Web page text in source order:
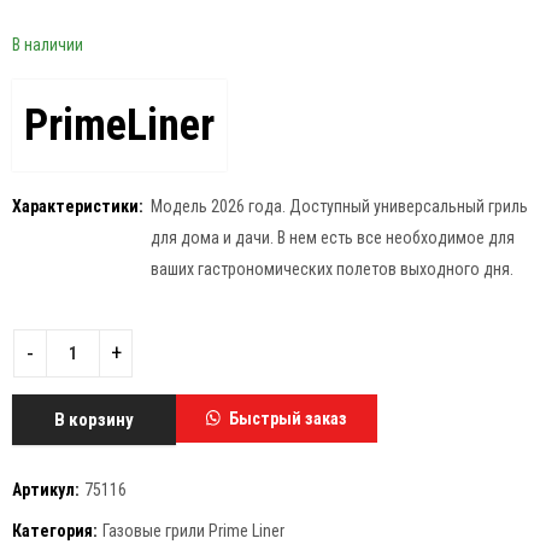
В наличии
PrimeLiner
Характеристики: Модель 2026 года. Доступный универсальный гриль
для дома и дачи. В нем есть все необходимое для
ваших гастрономических полетов выходного дня.
В корзину Быстрый заказ
Артикул: 75116
Категория: Газовые грили Prime Liner